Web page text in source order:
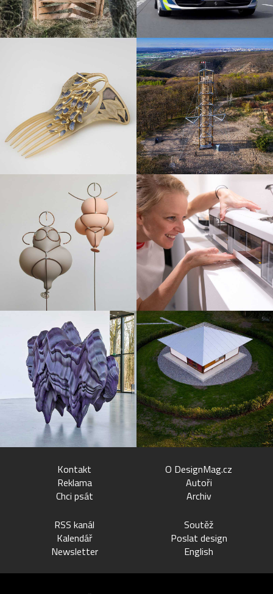
Kontakt
Reklama
Chci psát
O DesignMag.cz
Autoři
Archiv
RSS kanál
Kalendář
Newsletter
Soutěž
Poslat design
English